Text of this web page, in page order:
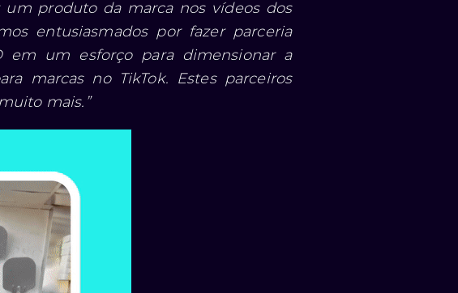
produto da marca nos vídeos dos
entusiasmados por fazer parceria
um esforço para dimensionar a
marcas no TikTok. Estes parceiros
mais.”